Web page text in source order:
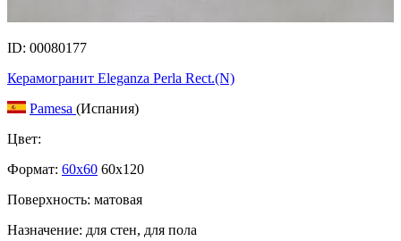
ID: 00080177
Керамогранит Eleganza Perla Rect.(N)
Pamesa (Испания)
Цвет:
Формат: 60x60 60x120
Поверхность: матовая
Назначение: для стен, для пола